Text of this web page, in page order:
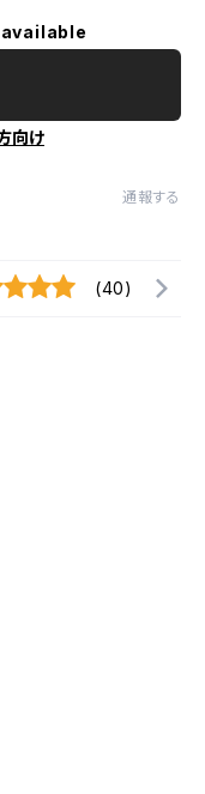
向け
通報する
(40)